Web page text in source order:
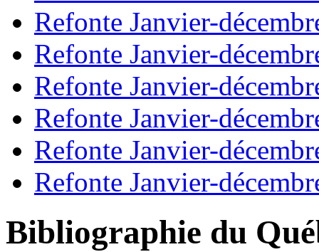
Refonte Janvier-
Refonte Janvier-
Refonte Janvier-
Refonte Janvier-
Refonte Janvier-
Refonte Janvier-
Bibliographie du